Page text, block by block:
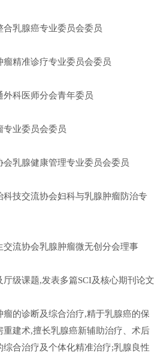
乳腺癌专业委员会委员
瘤精准诊疗专业委员会委员
科医师分会青年委员
专业委员会委员
会乳腺健康管理专业委员会委员
科技交流协会妇科与乳腺肿瘤防治专
交流协会乳腺肿瘤微无创分会理事
级课题,发表多篇SCI及核心期刊论文
瘤的诊断及综合治疗,精于乳腺癌的保
建术,擅长乳腺癌新辅助治疗、术后
合治疗及个体化精准治疗;乳腺良性